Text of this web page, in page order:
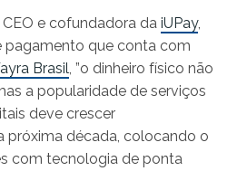
CEO e cofundadora da iUPay,
pagamento que conta com
Brasil , ”o dinheiro físico não
a popularidade de serviços
deve crescer
próxima década, colocando o
com tecnologia de ponta